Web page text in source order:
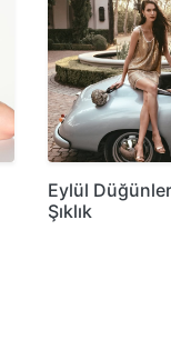
Eylül
Şıklık